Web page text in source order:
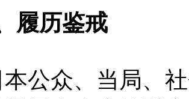
履历鉴戒
本公众、当局、